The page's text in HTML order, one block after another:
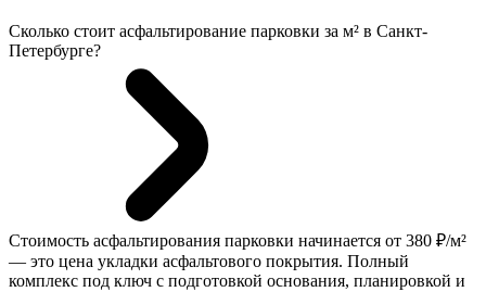
Сколько стоит асфальтирование парковки за м² в Санкт-
Петербурге?
Стоимость асфальтирования парковки начинается от 380 ₽/м²
— это цена укладки асфальтового покрытия. Полный
комплекс под ключ с подготовкой основания, планировкой и